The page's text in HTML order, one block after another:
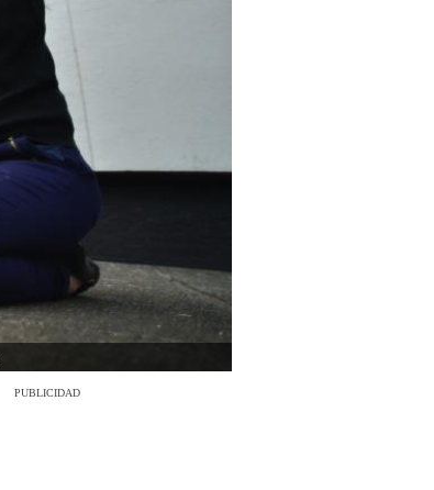
PUBLICIDAD